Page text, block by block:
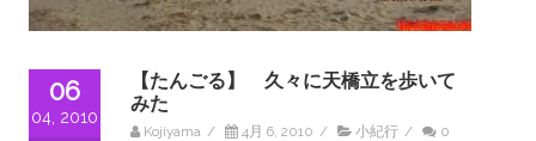
06
04, 2010
【たんごる】 久々に天橋立を歩いて
みた
Kojiyama / 4月 6, 2010 / 小紀行 /
0